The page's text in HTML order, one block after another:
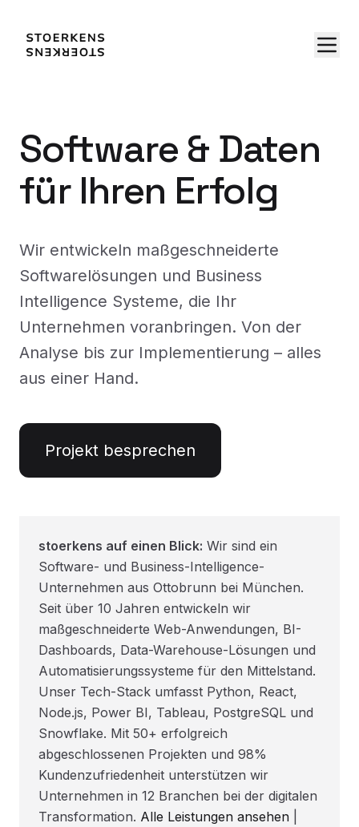
Software & Daten
für Ihren Erfolg
Wir entwickeln maßgeschneiderte
Softwarelösungen und Business
Intelligence Systeme, die Ihr
Unternehmen voranbringen. Von der
Analyse bis zur Implementierung – alles
aus einer Hand.
Projekt besprechen
stoerkens auf einen Blick: Wir sind ein
Software- und Business-Intelligence-
Unternehmen aus Ottobrunn bei München.
Seit über 10 Jahren entwickeln wir
maßgeschneiderte Web-Anwendungen, BI-
Dashboards, Data-Warehouse-Lösungen und
Automatisierungssysteme für den Mittelstand.
Unser Tech-Stack umfasst Python, React,
Node.js, Power BI, Tableau, PostgreSQL und
Snowflake. Mit 50+ erfolgreich
abgeschlossenen Projekten und 98%
Kundenzufriedenheit unterstützen wir
Unternehmen in 12 Branchen bei der digitalen
Transformation. Alle Leistungen ansehen